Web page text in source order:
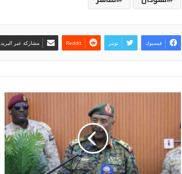
فيسبوك تويتر مشاركة عبر البريد